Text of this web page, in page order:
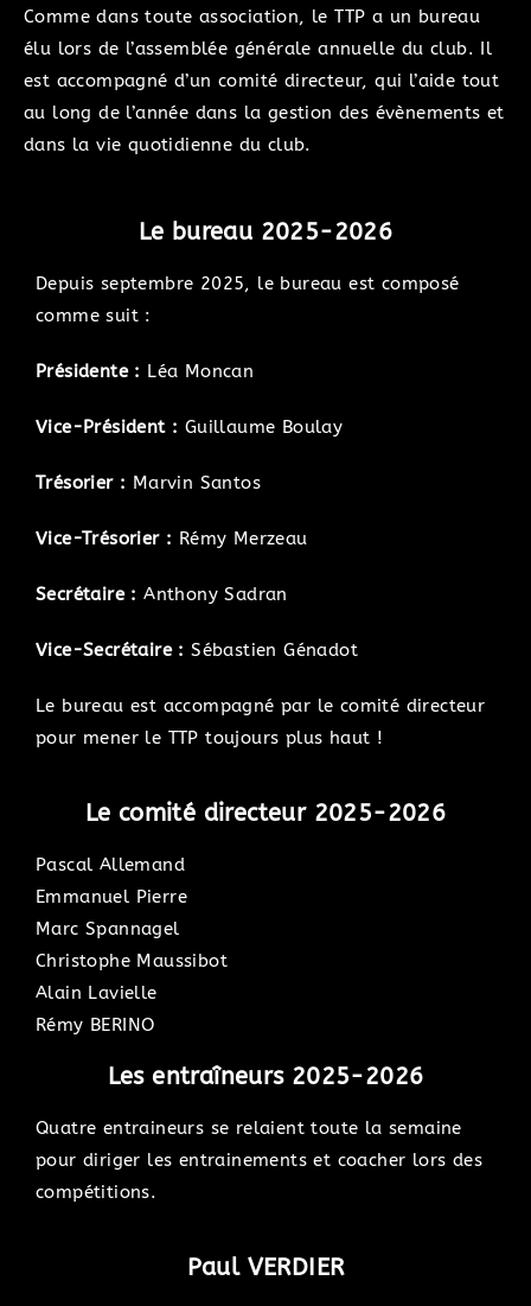
Comme dans toute association, le TTP a un bureau
élu lors de l’assemblée générale annuelle du club. Il
est accompagné d’un comité directeur, qui l’aide tout
au long de l’année dans la gestion des évènements et
dans la vie quotidienne du club.
Le bureau 2025-2026
Depuis septembre 2025, le bureau est composé
comme suit :
Présidente : Léa Moncan
Vice-Président : Guillaume Boulay
Trésorier : Marvin Santos
Vice-Trésorier : Rémy Merzeau
Secrétaire : Anthony Sadran
Vice-Secrétaire : Sébastien Génadot
Le bureau est accompagné par le comité directeur
pour mener le TTP toujours plus haut !
Le comité directeur 2025-2026
Pascal Allemand
Emmanuel Pierre
Marc Spannagel
Christophe Maussibot
Alain Lavielle
Rémy BERINO
Les entraîneurs 2025-2026
Quatre entraineurs se relaient toute la semaine
pour diriger les entrainements et coacher lors des
compétitions.
Paul VERDIER